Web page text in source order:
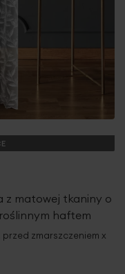
z matowej tkaniny o
haftem
przed zmarszczeniem x